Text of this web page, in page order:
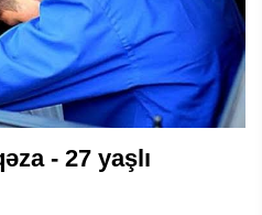
- 27 yaşlı